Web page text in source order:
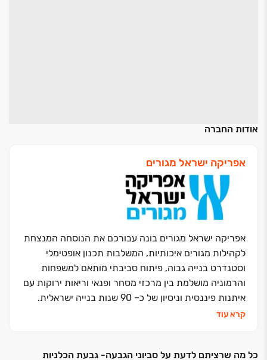
אודות החברה
אפריקה ישראל מגורים
אפריקה ישראל מגורים בונה עבורכם את הנוסחה המנצחת
לקהילות מגורים איכותיות, המשלבות תכנון אופטימלי
וסטנדרט בנייה גבוה, פיתוח סביבתי מותאם למשפחות
והרמוניה מושלמת בין מרכזי מסחר ופנאי וריאות ירוקות עם
איתנות פיננסית וניסיון של כ‏– ‏90 שנות בנייה ישראלית.
אנחנו נבנה את העתיד שלכם וניתן לכם מענה בכל עולמות
כי אפריקה ישראל מגורים זה בית לחיים.
קרא עוד
כל מה שרציתם לדעת על סביוני הגבעה- גבעת הכלניות